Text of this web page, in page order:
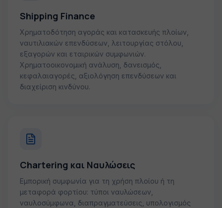
Shipping Finance
Χρηματοδότηση αγοράς και κατασκευής πλοίων,
ναυτιλιακών επενδύσεων, λειτουργίας στόλου,
εξαγορών και εταιρικών συμφωνιών.
Χρηματοοικονομική ανάλυση, δανεισμός,
κεφαλαιαγορές, αξιολόγηση επενδύσεων και
διαχείριση κινδύνου.
Chartering και Ναυλώσεις
Εμπορική συμφωνία για τη χρήση πλοίου ή τη
μεταφορά φορτίου: τύποι ναυλώσεων,
ναυλοσύμφωνα, διαπραγματεύσεις, υπολογισμός